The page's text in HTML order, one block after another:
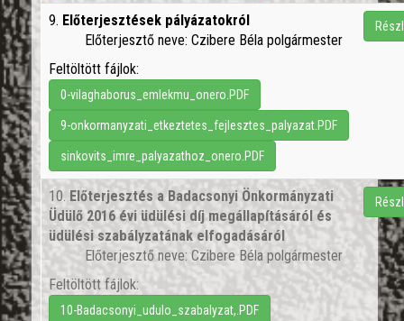
9. Előterjesztések pályázatokról
Előterjesztő neve: Czibere Béla polgármester
Feltöltött fájlok:
0-vilaghaborus_emlekmu_onero.PDF
9-onkormanyzati_etkeztetes_fejlesztes_palyazat.PDF
sinkovits_imre_palyazathoz_onero.PDF
10. Előterjesztés a Badacsonyi Önkormányzati
Üdülő 2016 évi üdülési díj megállapításáról és
üdülési szabályzatának elfogadásáról
Előterjesztő neve: Czibere Béla polgármester
Feltöltött fájlok:
10-Badacsonyi_udulo_szabalyzat,.PDF